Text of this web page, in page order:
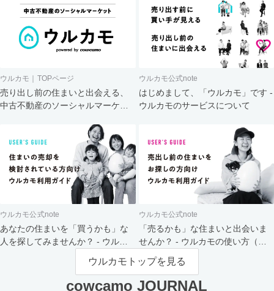
ウルカモ｜TOPページ
売り出し前の住まいと出会える、
中古不動産のソーシャルマーケッ
ウルカモ公式note
はじめまして、「ウルカモ」です -
ウルカモのサービスについて
ウルカモ公式note
あなたの住まいを「買うかも」な
人を探してみませんか？ - ウルカ
ウルカモ公式note
「売るかも」な住まいと出会いま
せんか？ - ウルカモの使い方（買
主さま向け）
ウルカモトップを見る
cowcamo JOURNAL